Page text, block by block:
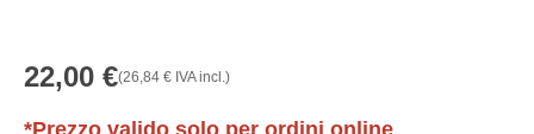
22,00 €(26,84 € IVA incl.)
*Prezzo valido solo per ordini online